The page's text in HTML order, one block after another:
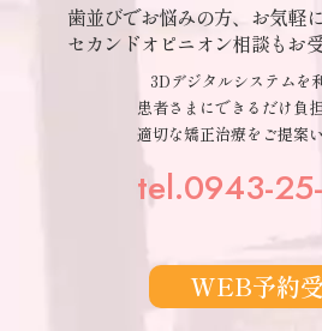
歯並びでお悩みの方、お気軽
セカンドオピニオン相談もお
3Dデジタルシステムを
患者さまにできるだけ負担
適切な矯正治療をご提案
tel.0943-
WEB予約